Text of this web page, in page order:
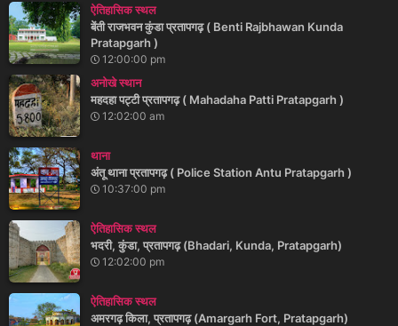
ऐतिहासिक स्थल
बेंती राजभवन कुंडा प्रतापगढ़ ( Benti Rajbhawan Kunda
Pratapgarh )
12:00:00 pm
अनोखे स्थान
महदहा पट्टी प्रतापगढ़ ( Mahadaha Patti Pratapgarh )
12:02:00 am
थाना
अंतू थाना प्रतापगढ़ ( Police Station Antu Pratapgarh )
10:37:00 pm
ऐतिहासिक स्थल
भदरी, कुंडा, प्रतापगढ़ (Bhadari, Kunda, Pratapgarh)
12:02:00 pm
ऐतिहासिक स्थल
अमरगढ़ किला, प्रतापगढ़ (Amargarh Fort, Pratapgarh)